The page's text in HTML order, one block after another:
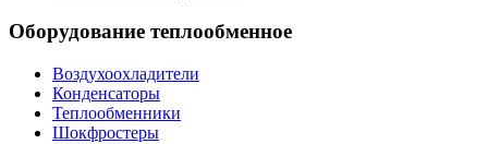
Оборудование теплообменное
Воздухоохладители
Конденсаторы
Теплообменники
Шокфростеры